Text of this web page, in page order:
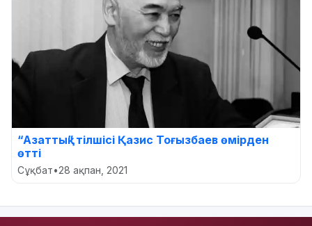
“Азаттық” тілшісі Қазис Тоғызбаев өмірден
өтті
Сұқбат•28 ақпан, 2021